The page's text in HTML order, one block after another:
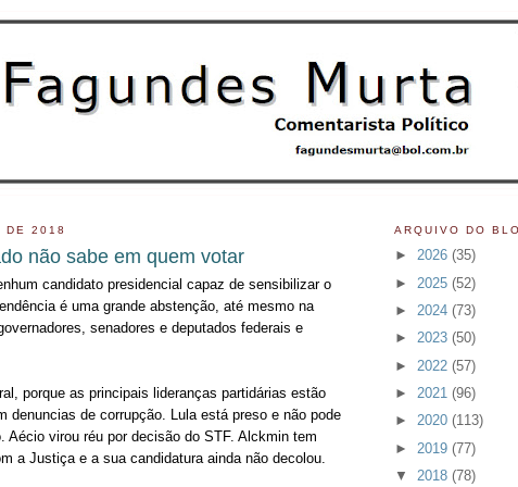
DE 2018
não sabe em quem votar
candidato presidencial capaz de sensibilizar o
é uma grande abstenção, até mesmo na
senadores e deputados federais e
porque as principais lideranças partidárias estão
denuncias de corrupção. Lula está preso e não pode
Aécio virou réu por decisão do STF. Alckmin tem
a Justiça e a sua candidatura ainda não decolou.
ARQUIVO DO
► 2026 (35)
► 2025 (52)
► 2024 (73)
► 2023 (50)
► 2022 (57)
► 2021 (96)
► 2020 (113)
► 2019 (77)
▼ 2018 (78)